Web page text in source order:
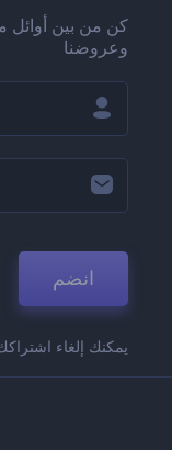
كن من بين أوائل
وعروضنا
انضم
يمكنك إلغاء